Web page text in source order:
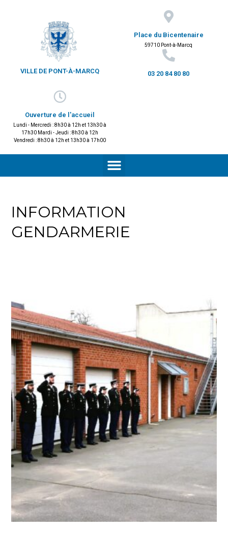
VILLE DE PONT-À-MARCQ
Place du Bicentenaire
59710 Pont-à-Marcq
03 20 84 80 80
Ouverture de l'accueil
Lundi - Mercredi : 8h30 à 12h et 13h30 à
17h30 Mardi - Jeudi : 8h30 à 12h
Vendredi : 8h30 à 12h et 13h30 à 17h00
INFORMATION
GENDARMERIE